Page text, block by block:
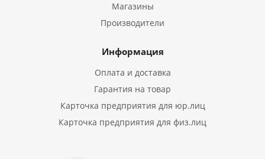
Магазины
Производители
Информация
Оплата и доставка
Гарантия на товар
Карточка предприятия для юр.лиц
Карточка предприятия для физ.лиц